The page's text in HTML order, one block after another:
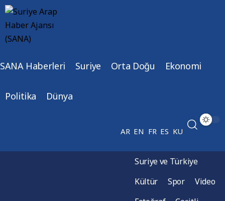
SANA Haberleri Suriye Orta Doğu Ekonomi
Politika Dünya
AR EN FR ES KU
Suriye ve Türkiye
Kültür
Spor
Video